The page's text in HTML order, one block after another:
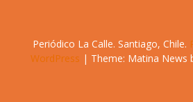
Periódico La Calle. Santiago, Chile.
WordPress | Theme: Matina News